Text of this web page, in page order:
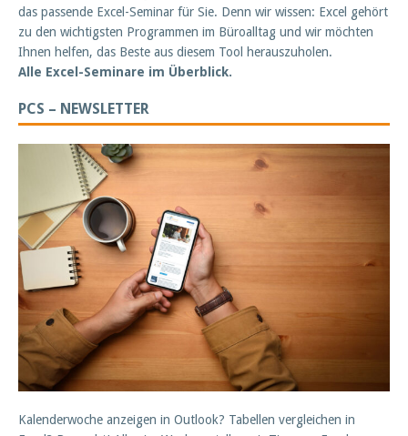
das passende Excel-Seminar für Sie. Denn wir wissen: Excel gehört
zu den wichtigsten Programmen im Büroalltag und wir möchten
Ihnen helfen, das Beste aus diesem Tool herauszuholen.
Alle Excel-Seminare im Überblick.
PCS – NEWSLETTER
Kalenderwoche anzeigen in Outlook? Tabellen vergleichen in